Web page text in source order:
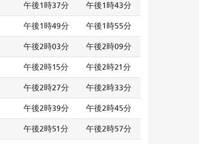
午後1時37分 午後1時43分
午後1時49分 午後1時55分
午後2時03分 午後2時09分
午後2時15分 午後2時21分
午後2時27分 午後2時33分
午後2時39分 午後2時45分
午後2時51分 午後2時57分